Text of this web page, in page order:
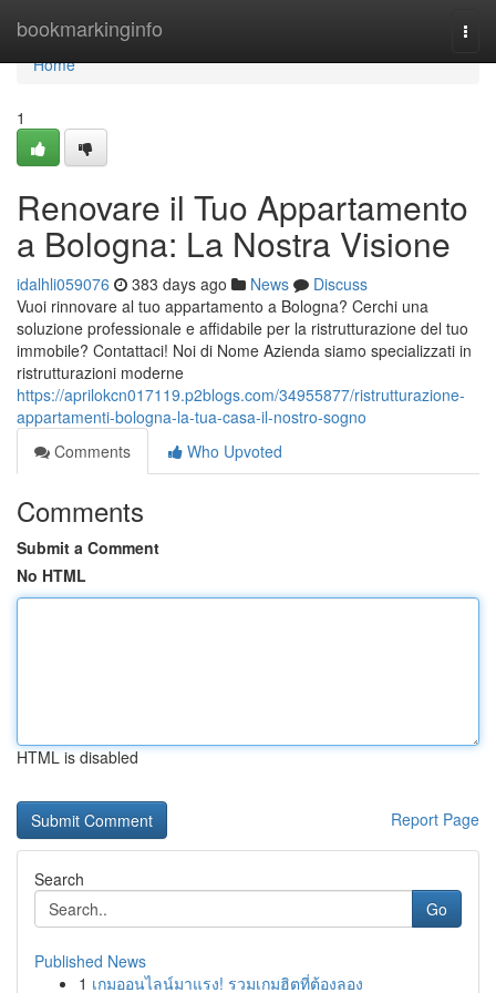
bookmarkinginfo
Home
Home
1
Renovare il Tuo Appartamento
a Bologna: La Nostra Visione
idalhli059076 383 days ago News
Discuss
Vuoi rinnovare al tuo appartamento a Bologna? Cerchi una
soluzione professionale e affidabile per la ristrutturazione del tuo
immobile? Contattaci! Noi di Nome Azienda siamo specializzati in
ristrutturazioni moderne
https://aprilokcn017119.p2blogs.com/34955877/ristrutturazione-
appartamenti-bologna-la-tua-casa-il-nostro-sogno
Comments
Who Upvoted
Comments
Submit a Comment
No HTML
HTML is disabled
Report Page
Search
Go
Published News
1 เกมออนไลน์มาแรง! รวมเกมฮิตที่ต้องลอง